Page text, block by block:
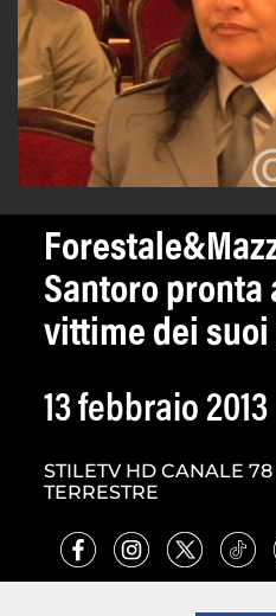
Santoro pronta
vittime dei suoi
13 febbraio 2013
STILETV HD CANALE
TERRESTRE